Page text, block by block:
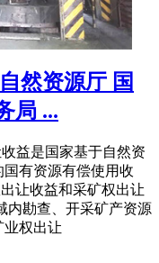
然资源厅 国
局 ...
益是国家基于自然资
有资源有偿使用收
让收益和采矿权出让
内勘查、开采矿产资源
业权出让